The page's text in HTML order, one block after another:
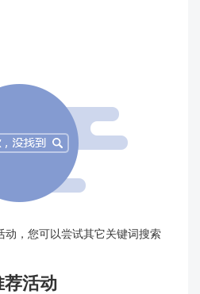
动，您可以尝试其它关键词搜索
荐活动